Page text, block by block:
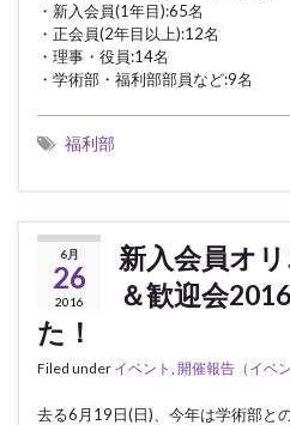
・新入会員(1年目):65名
・正会員(2年目以上):12名
・理事・役員:14名
・学術部・福利部部員など:9名
福利部
6月
26
2016
新入会員オ
＆歓迎会
た！
Filed under イベント , 開催報告（イベン
去る6月19日(日)、今年は学術部と